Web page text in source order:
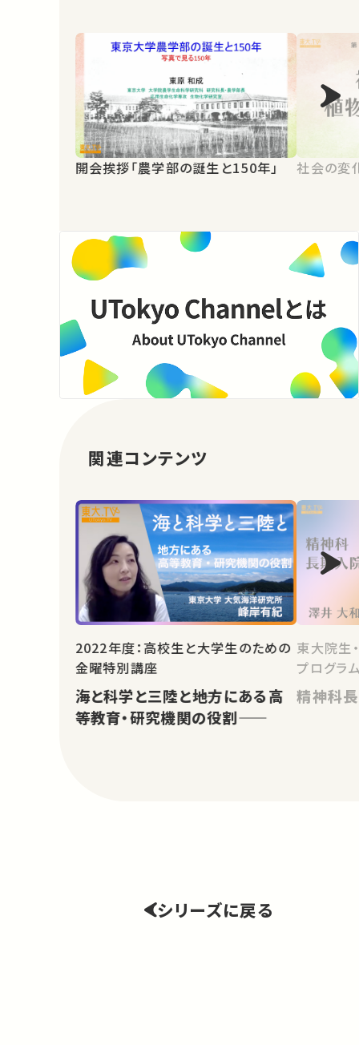
開会挨拶「農学部の誕生と150年」 社会の変
関連コンテンツ
2022年度：高校生と大学生のための
金曜特別講座
海と科学と三陸と――地方にある高
等教育・研究機関の役割――
東大院生
プログラ
精神科
シリーズに戻る